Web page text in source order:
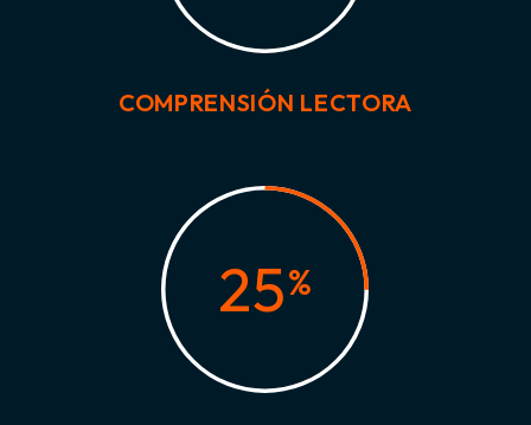
COMPRENSIÓN LECTORA
25%